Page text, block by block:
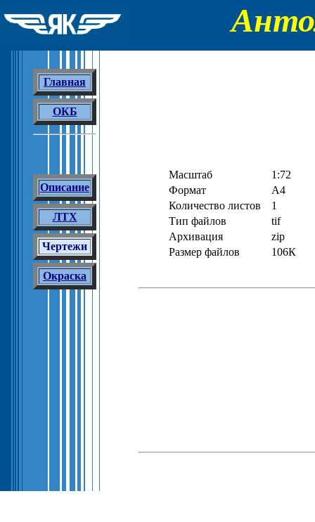
Главная
ОКБ
Описание
ЛТХ
Чертежи
Окраска
Масштаб
1:72
Формат
А4
Количество листов
1
Тип файлов
tif
Архивация
zip
Размер файлов
106К